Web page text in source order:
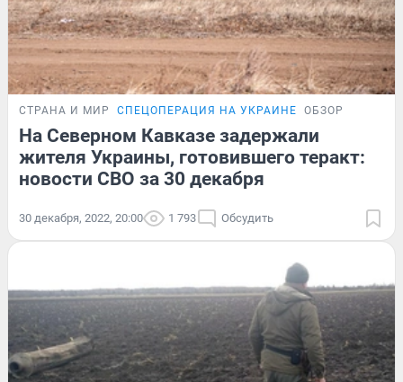
СТРАНА И МИР СПЕЦОПЕРАЦИЯ НА УКРАИНЕ ОБЗОР
На Северном Кавказе задержали
жителя Украины, готовившего теракт:
новости СВО за 30 декабря
30 декабря, 2022, 20:00 1 793 Обсудить